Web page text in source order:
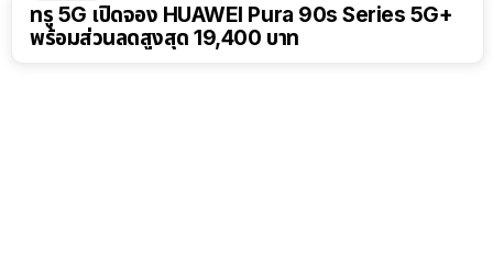
ทรู 5G เปิดจอง HUAWEI Pura 90s Series 5G+
พร้อมส่วนลดสูงสุด 19,400 บาท